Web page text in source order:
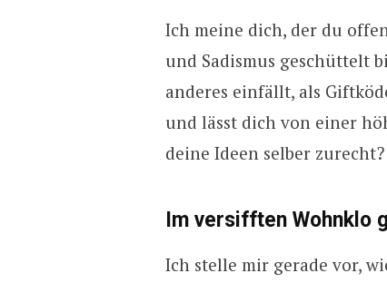
Ich meine dich, der du
und Sadismus geschüttelt
anderes einfällt, als
und lässt dich von einer
deine Ideen selber zurecht?
Im versifften Wohnklo
Ich stelle mir gerade vor,